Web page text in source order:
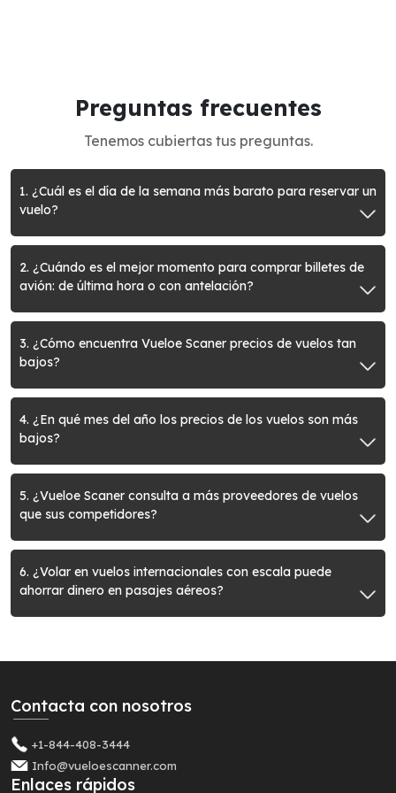
Preguntas frecuentes
Tenemos cubiertas tus preguntas.
1. ¿Cuál es el día de la semana más barato para reservar un
vuelo?
2. ¿Cuándo es el mejor momento para comprar billetes de
avión: de última hora o con antelación?
3. ¿Cómo encuentra Vueloe Scaner precios de vuelos tan
bajos?
4. ¿En qué mes del año los precios de los vuelos son más
bajos?
5. ¿Vueloe Scaner consulta a más proveedores de vuelos
que sus competidores?
6. ¿Volar en vuelos internacionales con escala puede
ahorrar dinero en pasajes aéreos?
Contacta con nosotros
+1-844-408-3444
Info@vueloescanner.com
Enlaces rápidos